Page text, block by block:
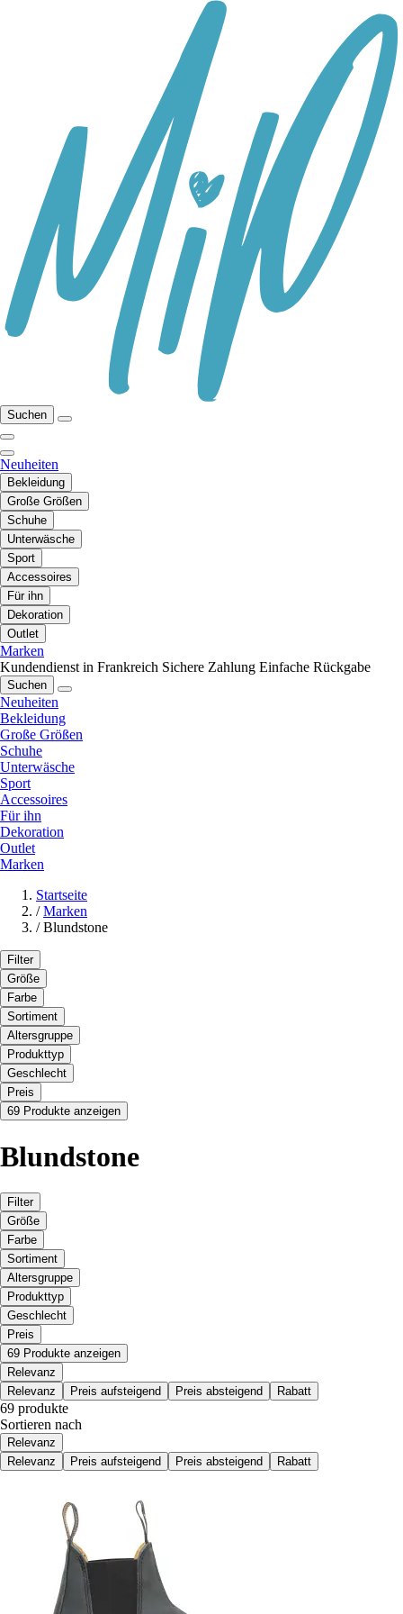
Suchen
Neuheiten
Bekleidung
Große Größen
Schuhe
Unterwäsche
Sport
Accessoires
Für ihn
Dekoration
Outlet
Marken
Kundendienst in Frankreich Sichere Zahlung Einfache Rückgabe
Suchen
Neuheiten
Bekleidung
Große Größen
Schuhe
Unterwäsche
Sport
Accessoires
Für ihn
Dekoration
Outlet
Marken
Startseite
/ Marken
/ Blundstone
Filter
Größe
Farbe
Sortiment
Altersgruppe
Produkttyp
Geschlecht
Preis
69 Produkte anzeigen
Blundstone
Filter
Größe
Farbe
Sortiment
Altersgruppe
Produkttyp
Geschlecht
Preis
69 Produkte anzeigen
Relevanz
Relevanz
Preis aufsteigend Preis absteigend Rabatt
69 produkte
Sortieren nach
Relevanz
Relevanz
Preis aufsteigend Preis absteigend Rabatt